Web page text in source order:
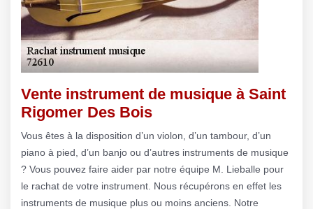
Vente instrument de musique à Saint
Rigomer Des Bois
Vous êtes à la disposition d’un violon, d’un tambour, d’un
piano à pied, d’un banjo ou d’autres instruments de musique
? Vous pouvez faire aider par notre équipe M. Lieballe pour
le rachat de votre instrument. Nous récupérons en effet les
instruments de musique plus ou moins anciens. Notre